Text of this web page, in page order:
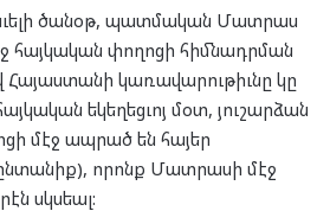
ծանօթ, պատմական Մատրաս
հայկական փողոցի հիմնադրման
կառավարութիւնը կը
եկեղեցւոյ մօտ, յուշարձան
մէջ ապրած են հայեր
որոնք Մատրասի մէջ
սկսեալ: